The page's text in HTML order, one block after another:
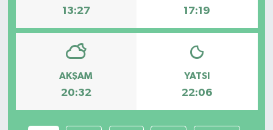
13:27 17:19
AKŞAM
20:32
YATSI
22:06
Teknoloji
Yaşam